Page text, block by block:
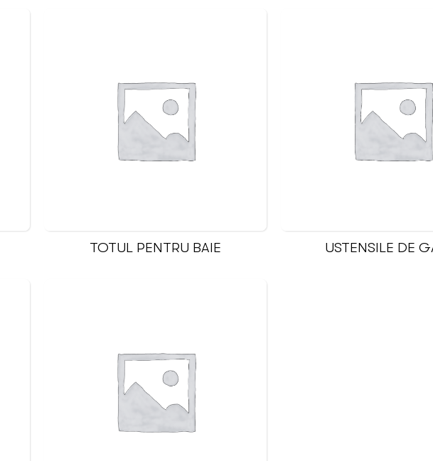
TOTUL PENTRU BAIE USTENSILE DE